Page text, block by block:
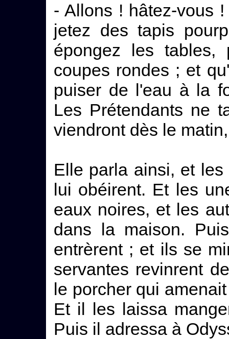
- Allons ! hâtez-vous
jetez des tapis
épongez les
coupes rondes ; et
puiser de l'eau à la
Les Prétendants ne
viendront dès le
Elle parla ainsi, et
lui obéirent. Et les
eaux noires, et les
dans la maison.
entrèrent ; et ils se
servantes revinrent
le porcher qui
Et il les laissa
Puis il adressa à